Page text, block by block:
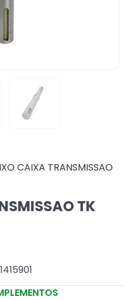
CAIXA TRANSMISSAO
TK